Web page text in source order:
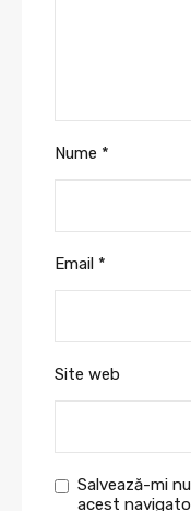
Nume *
Email *
Site web
Salvează-mi
acest